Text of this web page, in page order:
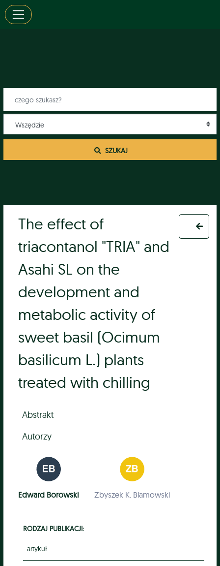
SZUKAJ
The effect of
triacontanol "TRIA" and
Asahi SL on the
development and
metabolic activity of
sweet basil (Ocimum
basilicum L.) plants
treated with chilling
Abstrakt
Autorzy
Edward Borowski Zbyszek K. Blamowski
RODZAJ PUBLIKACJI:
artykuł